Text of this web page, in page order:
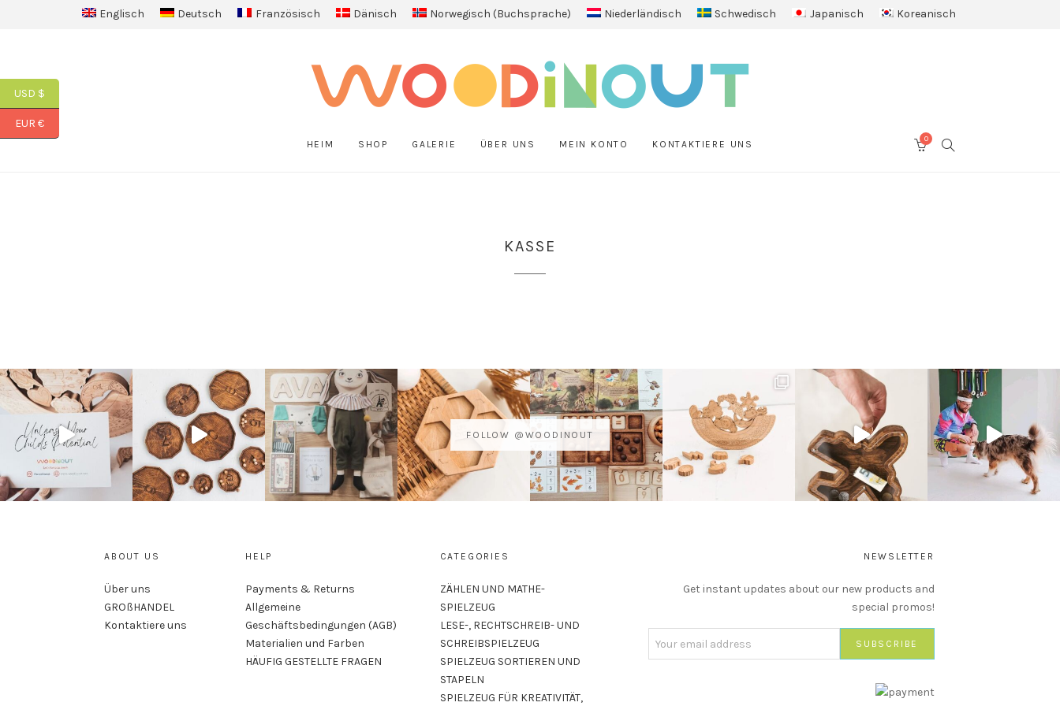
Englisch Deutsch Französisch Dänisch Norwegisch (Buchsprache) Niederländisch Schwedisch Japanisch Koreanisch
HEIM SHOP GALERIE ÜBER UNS MEIN KONTO KONTAKTIERE UNS
SEARCH
0
KASSE
FOLLOW @WOODINOUT
ABOUT US
Über uns
GROßHANDEL
Kontaktiere uns
HELP
Payments & Returns
Allgemeine
Geschäftsbedingungen (AGB)
Materialien und Farben
HÄUFIG GESTELLTE FRAGEN
CATEGORIES
ZÄHLEN UND MATHE-
SPIELZEUG
LESE-, RECHTSCHREIB- UND
SCHREIBSPIELZEUG
SPIELZEUG SORTIEREN UND
STAPELN
SPIELZEUG FÜR KREATIVITÄT,
NEWSLETTER
Get instant updates about our new products and
special promos!
USD $
EUR €